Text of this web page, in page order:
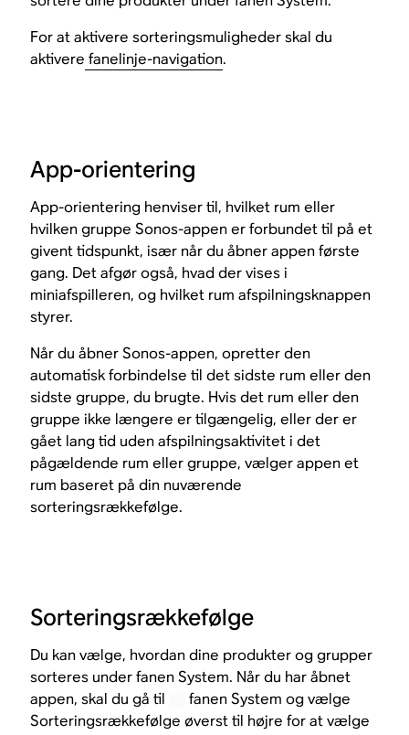
For at aktivere sorteringsmuligheder skal du
aktivere fanelinje-navigation.
App-orientering
App-orientering henviser til, hvilket rum eller
hvilken gruppe Sonos-appen er forbundet til på et
givent tidspunkt, især når du åbner appen første
gang. Det afgør også, hvad der vises i
miniafspilleren, og hvilket rum afspilningsknappen
styrer.
Når du åbner Sonos-appen, opretter den
automatisk forbindelse til det sidste rum eller den
sidste gruppe, du brugte. Hvis det rum eller den
gruppe ikke længere er tilgængelig, eller der er
gået lang tid uden afspilningsaktivitet i det
pågældende rum eller gruppe, vælger appen et
rum baseret på din nuværende
sorteringsrækkefølge.
Sorteringsrækkefølge
Du kan vælge, hvordan dine produkter og grupper
sorteres under fanen System. Når du har åbnet
appen, skal du gå til
fanen System og vælge
Sorteringsrækkefølge øverst til højre for at vælge